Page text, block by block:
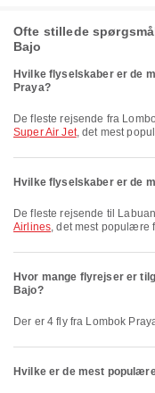
Ofte stillede
Bajo
Hvilke flyselskaber er de
Praya?
De fleste rejsende fra
Super Air Jet, det mest
Hvilke flyselskaber er de
De fleste rejsende til
Airlines, det mest populære
Hvor mange flyrejser er
Bajo?
Der er 4 fly fra Lombok
Hvilke er de mest